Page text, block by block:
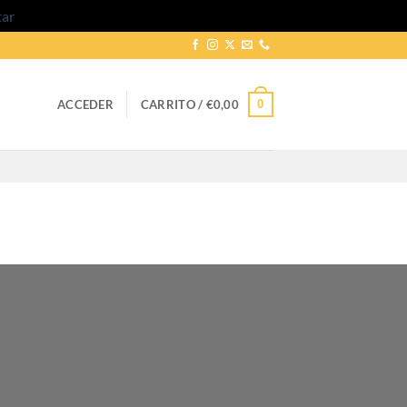
ACCEDER CARRITO / €0,00 0